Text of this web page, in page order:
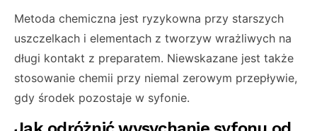
Metoda chemiczna jest ryzykowna przy starszych
uszczelkach i elementach z tworzyw wrażliwych na
długi kontakt z preparatem. Niewskazane jest także
stosowanie chemii przy niemal zerowym przepływie,
gdy środek pozostaje w syfonie.